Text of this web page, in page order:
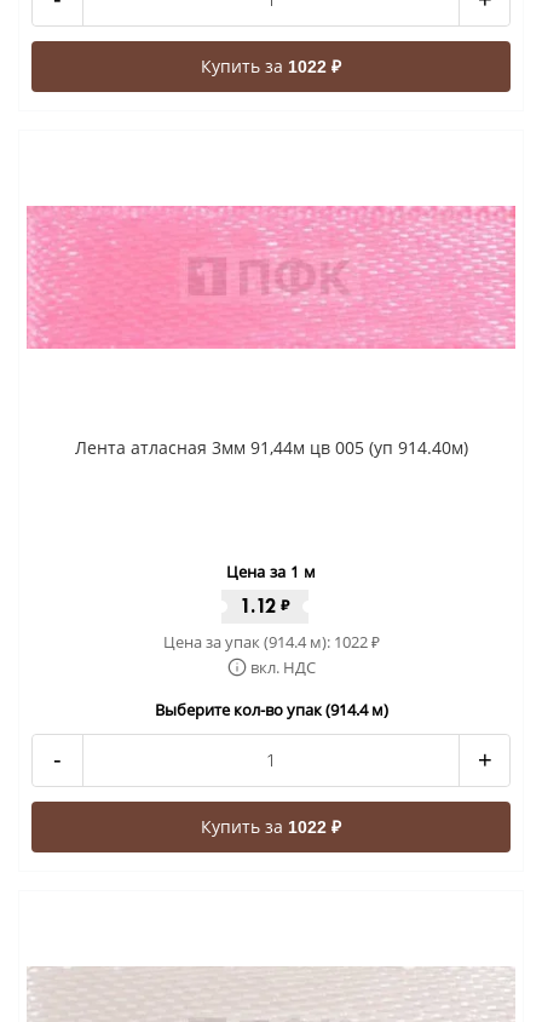
Купить за 1022 ₽
Лента атласная 3мм 91,44м цв 005 (уп 914.40м)
Цена за 1 м
1.12 ₽
Цена за упак (914.4 м): 1022₽
вкл. НДС
Выберите кол-во упак (914.4 м)
- +
Купить за 1022 ₽